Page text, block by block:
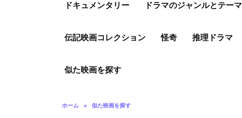
ドキュメンタリー ドラマのジャンルとテーマ
伝記映画コレクション 怪奇 推理ドラマ
似た映画を探す
ホーム » 似た映画を探す